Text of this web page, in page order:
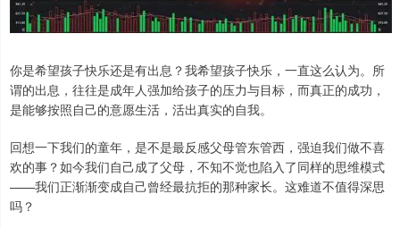
你是希望孩子快乐还是有出息？我希望孩子快乐，一直这么认为。所
谓的出息，往往是成年人强加给孩子的压力与目标，而真正的成功，
是能够按照自己的意愿生活，活出真实的自我。
回想一下我们的童年，是不是最反感父母管东管西，强迫我们做不喜
欢的事？如今我们自己成了父母，不知不觉也陷入了同样的思维模式
——我们正渐渐变成自己曾经最抗拒的那种家长。这难道不值得深思
吗？